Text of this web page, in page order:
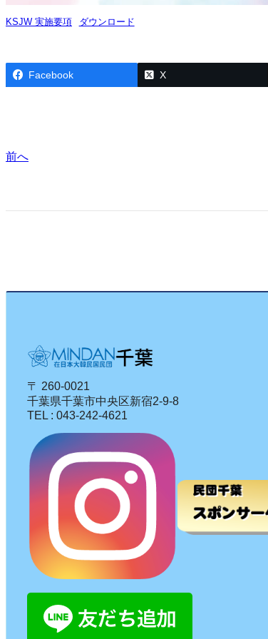
KSJW 実施要項 ダウンロード
Facebook X
前へ
〒 260-0021
千葉県千葉市中央区新宿2-9-8
TEL : 043-242-4621